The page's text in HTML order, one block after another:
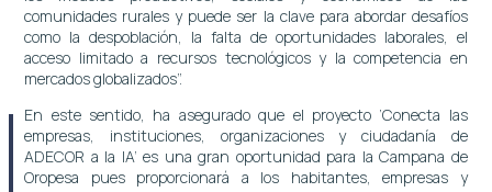
comunidades rurales y puede ser la clave para abordar desafíos
como la despoblación, la falta de oportunidades laborales, el
acceso limitado a recursos tecnológicos y la competencia en
mercados globalizados”.
En este sentido, ha asegurado que el proyecto ‘Conecta las
empresas, instituciones, organizaciones y ciudadanía de
ADECOR a la IA’ es una gran oportunidad para la Campana de
Oropesa pues proporcionará a los habitantes, empresas y